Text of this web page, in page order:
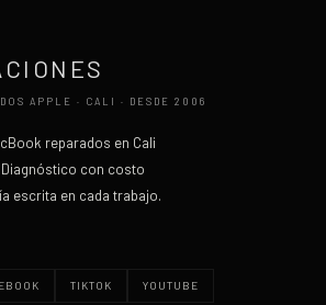
APPLE · CALI · DESDE 2006
reparados en Cali
con costo
escrita en cada trabajo.
TIKTOK YOUTUBE